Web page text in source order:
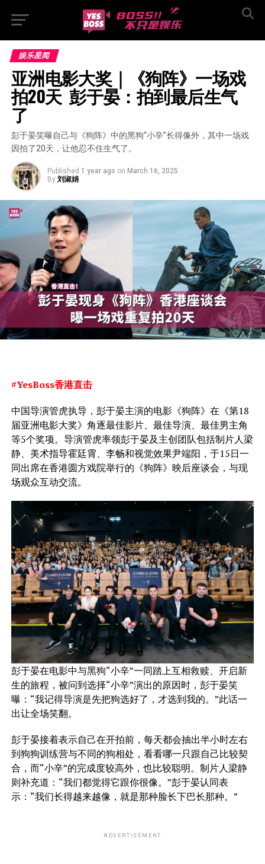
娱乐星闻
亚洲电影大奖｜《狗阵》一场戏
拍20天  彭于晏：拍到最后生气
了
彭于晏笑曝自己与《狗阵》中的黑狗“小辛”长得像外，其中一场戏
因拍了20天，让他忍不住生气了。
Published 1 year ago on March 16, 2025
By 刘淑娟
#YesBoss香港直击
中国导演管虎执导，彭于晏主演的电影《狗阵》在《第18
届亚洲电影大奖》角逐最佳影片、最佳导演、最佳男主角
等5个奖项。导演管虎率领彭于晏及主创团队包括制片人梁
静、美术指导霍廷霄、李畅和视觉效果尹端阳，于15日一
同出席在香港圆方戏院举行的《狗阵》映后座谈会，与现
场观众互动交流。
彭于晏在电影中与黑狗“小辛”一同踏上互相救赎、开启新
生的旅程，被问到选择“小辛”演出的原因时，彭于晏笑
曝：“我记得导演是先把狗选好了，才选到我的。”此话一
出让全场笑翻。
彭于晏接着表示自己在开拍前，每天都会抽出半小时左右
到狗狗训练营与不同的狗相处，看看哪一只跟自己比较契
合，而“小辛”的完成度较高外，也比较聪明。制片人梁静
则补充道：“我们都觉得它跟你很像。”彭于晏认同表
示：“我们长得越来越像，就是那种脸长下巴长那种。”
ADVERTISEMENT